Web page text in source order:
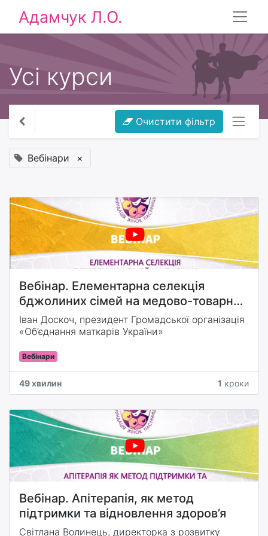
Адамчук Л.О.
Усі курси
Очистити фільтр
Вебінари ×
Вебінар. Елементарна селекція
бджолиних сімей на медово-товарних
пасіках
Іван Доскоч, президент Громадської організація
«Об’єднання маткарів України»
Вебінари
49 хвилин 1 кроки
Вебінар. Апітерапія, як метод
підтримки та відновлення здоров’я
Світлана Волинець, директорка з розвитку